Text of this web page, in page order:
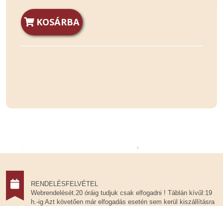
KOSÁRBA
RENDELÉSFELVÉTEL
Webrendelését.20 óráig tudjuk csak elfogadni ! Táblán kívűl:19
h.-ig Azt követően már elfogadás esetén sem kerül kiszállításra